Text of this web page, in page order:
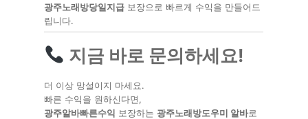
광주노래방당일지급 보장으로 빠르게 수익을 만들어드
립니다.
지금 바로 문의하세요!
더 이상 망설이지 마세요.
빠른 수익을 원하신다면,
광주알바빠른수익 보장하는 광주노래방도우미 알바로